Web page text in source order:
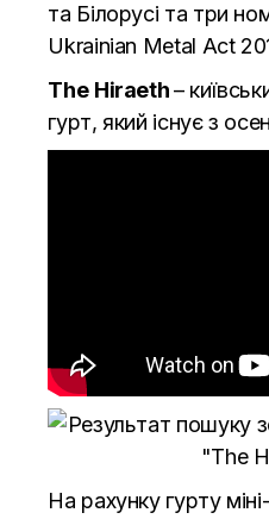
та Білорусі та три
Ukrainian Metal Act
The Hiraeth–
гурт, який існує з
На рахунку гурту